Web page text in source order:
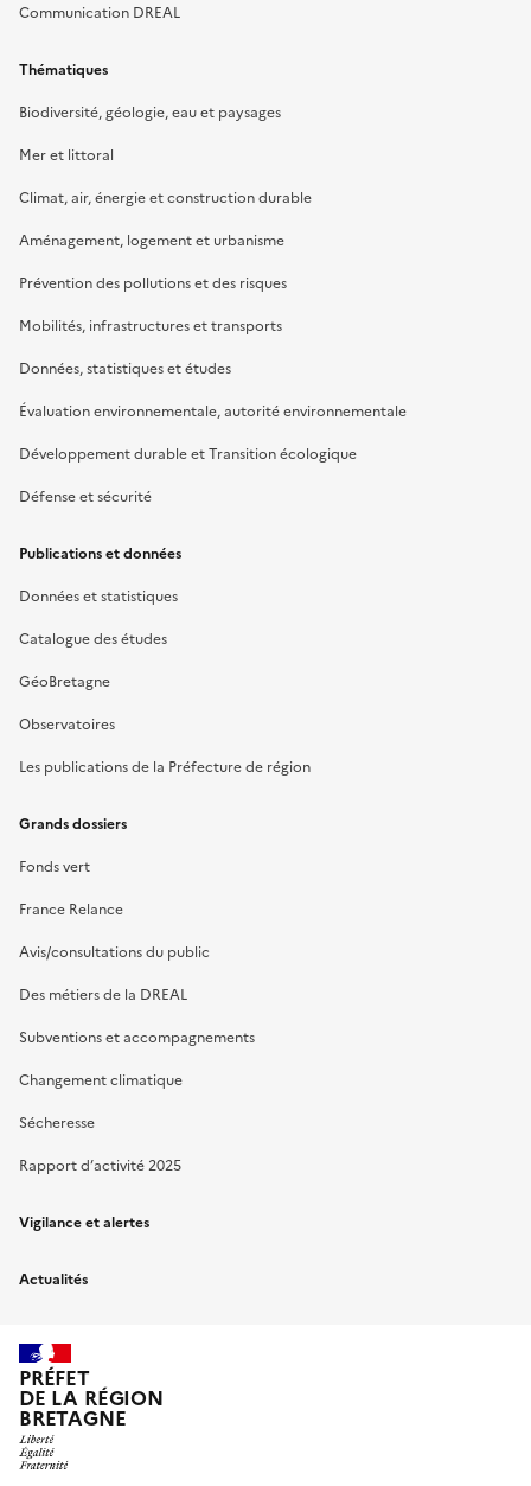
Communication DREAL
Thématiques
Biodiversité, géologie, eau et paysages
Mer et littoral
Climat, air, énergie et construction durable
Aménagement, logement et urbanisme
Prévention des pollutions et des risques
Mobilités, infrastructures et transports
Données, statistiques et études
Évaluation environnementale, autorité environnementale
Développement durable et Transition écologique
Défense et sécurité
Publications et données
Données et statistiques
Catalogue des études
GéoBretagne
Observatoires
Les publications de la Préfecture de région
Grands dossiers
Fonds vert
France Relance
Avis/consultations du public
Des métiers de la DREAL
Subventions et accompagnements
Changement climatique
Sécheresse
Rapport d’activité 2025
Vigilance et alertes
Actualités
PRÉFET
DE LA RÉGION
BRETAGNE